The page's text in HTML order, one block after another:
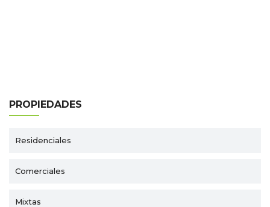
PROPIEDADES
Residenciales
Comerciales
Mixtas